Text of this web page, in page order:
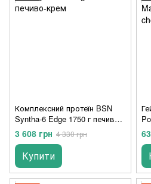
Комплексний протеїн BSN
Syntha-6 Edge 1750 г печиво-
крем
3 608 грн 4 330 грн
Купити